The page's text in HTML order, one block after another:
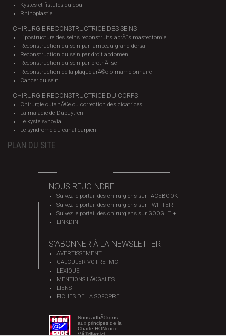
Kystes et fistules du cou
Rhinoplastie
CHIRURGIE RECONSTRUCTRICE DES SEINS
Lipostructure des seins reconstruits aprÃ¨s mastectomie
Reconstruction du sein par lambeau grand dorsal
Reconstruction du sein par droit abdomen
Reconstruction du sein par prothÃ¨se
Reconstruction de la plaque arÃ©olo-mamelonnaire
Cancer du sein
CHIRURGIE RECONSTRUCTRICE DU CORPS
Chirurgie cutanÃ©e ou correction des cicatrices
La maladie de Dupuytren
Le kyste synovial
Le syndrome du canal carpien
PLAN DU SITE
NOUS REJOINDRE
Suivez le portail des chirurgiens sur FACEBOOK
Suivez le portail des chirurgiens sur TWITTER
Suivez le portail des chirurgiens sur GOOGLE +
LINKDIN
S'ABONNER À LA NEWSLETTER
AVERTISSEMENT
CALCULER VOTRE IMC
LEXIQUE
MENTIONS LÃ©GALES
LIENS
FICHES DE LA SOFCPRE
Nous adhÃ©rons
aux principes de la
Charte HONcode
VÃ©rifiez ici